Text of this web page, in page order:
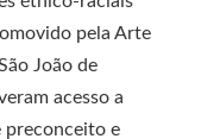
pela Arte
João de
acesso a
preconceito e